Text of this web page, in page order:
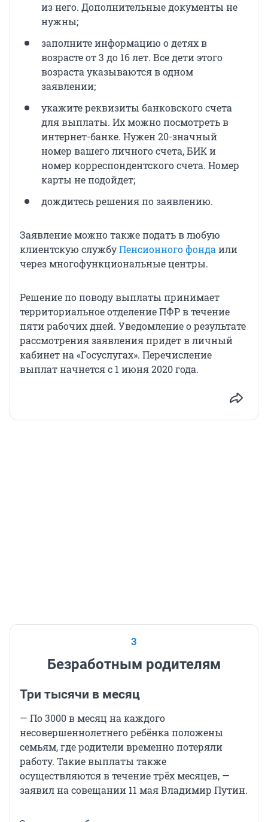
из него. Дополнительные документы не
нужны;
заполните информацию о детях в
возрасте от 3 до 16 лет. Все дети этого
возраста указываются в одном
заявлении;
укажите реквизиты банковского счета
для выплаты. Их можно посмотреть в
интернет-банке. Нужен 20-значный
номер вашего личного счета, БИК и
номер корреспондентского счета. Номер
карты не подойдет;
дождитесь решения по заявлению.
Заявление можно также подать в любую
клиентскую службуПенсионного фондаили
через многофункциональные центры.
Решение по поводу выплаты принимает
территориальное отделение ПФР в течение
пяти рабочих дней. Уведомление о результате
рассмотрения заявления придет в личный
кабинет на «Госуслугах». Перечисление
выплат начнется с 1 июня 2020 года.
3
Безработным родителям
Три тысячи в месяц
— По 3000 в месяц на каждого
несовершеннолетнего ребёнка положены
семьям, где родители временно потеряли
работу. Такие выплаты также
осуществляются в течение трёх месяцев, —
заявил на совещании 11 мая Владимир Путин.